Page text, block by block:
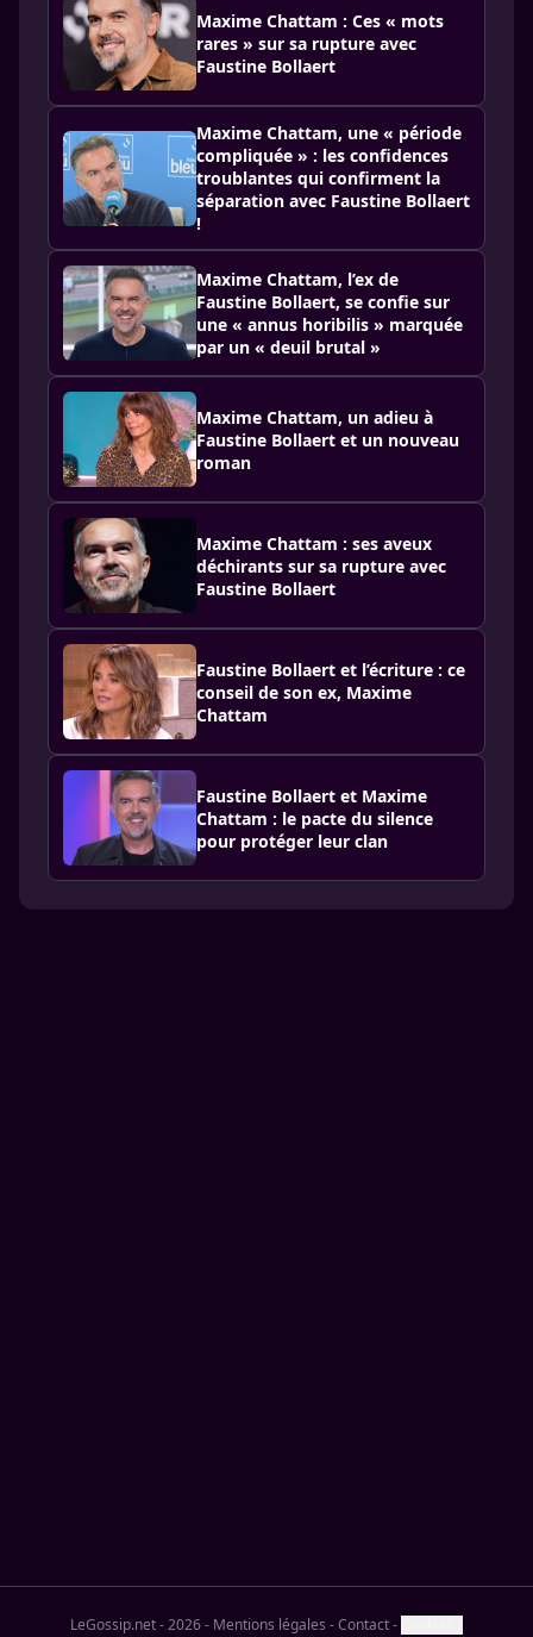
Maxime Chattam : Ces « mots
rares » sur sa rupture avec
Faustine Bollaert
Maxime Chattam, une « période
compliquée » : les confidences
troublantes qui confirment la
séparation avec Faustine Bollaert
!
Maxime Chattam, l’ex de
Faustine Bollaert, se confie sur
une « annus horibilis » marquée
par un « deuil brutal »
Maxime Chattam, un adieu à
Faustine Bollaert et un nouveau
roman
Maxime Chattam : ses aveux
déchirants sur sa rupture avec
Faustine Bollaert
Faustine Bollaert et l’écriture : ce
conseil de son ex, Maxime
Chattam
Faustine Bollaert et Maxime
Chattam : le pacte du silence
pour protéger leur clan
LeGossip.net - 2026- Mentions légales -Contact-